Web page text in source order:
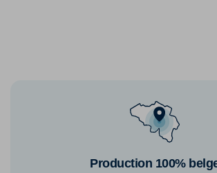
Production 100%